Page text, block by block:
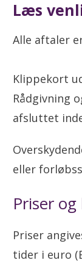
Læs
Alle aftaler
Klippekort
Rådgivning
afsluttet
eller
Priser
Priser
tider i euro